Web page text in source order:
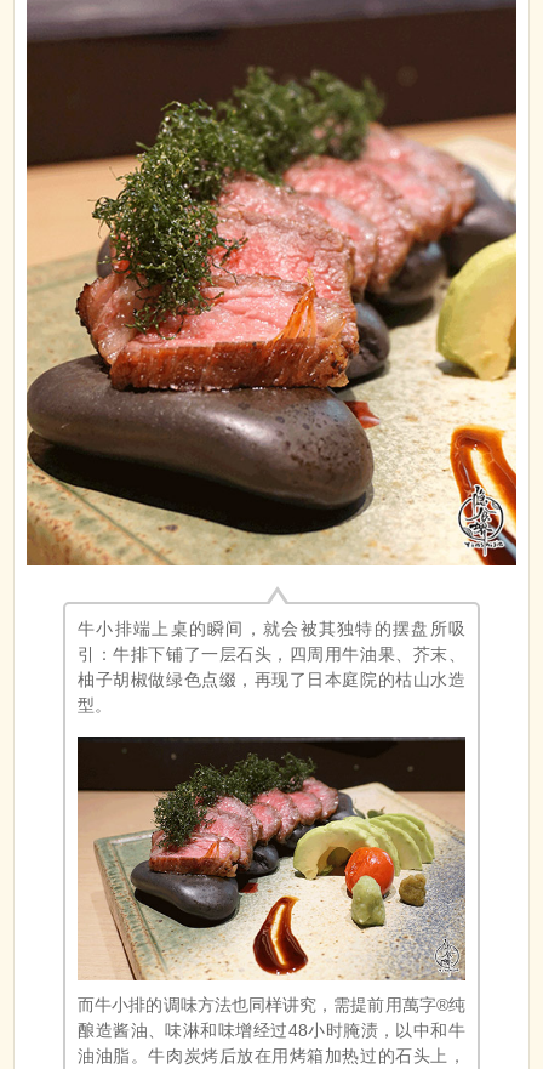
牛小排端上桌的瞬间，就会被其独特的摆盘所吸
引：牛排下铺了一层石头，四周用牛油果、芥末、
柚子胡椒做绿色点缀，再现了日本庭院的枯山水造
型。
而牛小排的调味方法也同样讲究，需提前用萬字®纯
酿造酱油、味淋和味增经过48小时腌渍，以中和牛
油油脂。牛肉炭烤后放在用烤箱加热过的石头上，